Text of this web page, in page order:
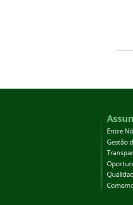
Entre
Gestão